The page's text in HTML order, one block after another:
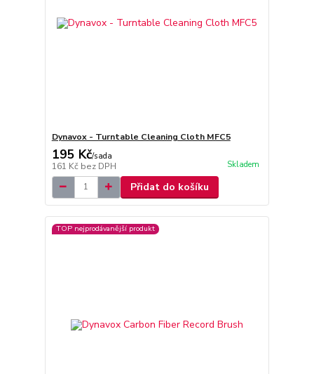
Dynavox - Turntable Cleaning Cloth MFC5
195 Kč/sada
161 Kč bez DPH Skladem
Přidat do košíku
TOP nejprodávanější produkt